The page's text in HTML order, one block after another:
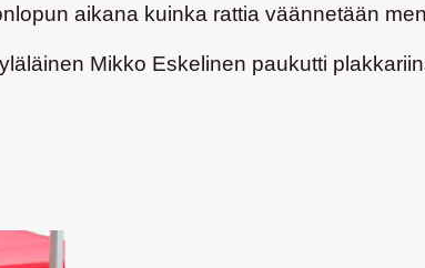
aikana kuinka rattia väännetään
Mikko Eskelinen paukutti